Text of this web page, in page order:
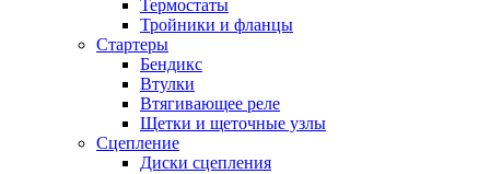
Термостаты
Тройники и фланцы
Стартеры
Бендикс
Втулки
Втягивающее реле
Щетки и щеточные узлы
Сцепление
Диски сцепления